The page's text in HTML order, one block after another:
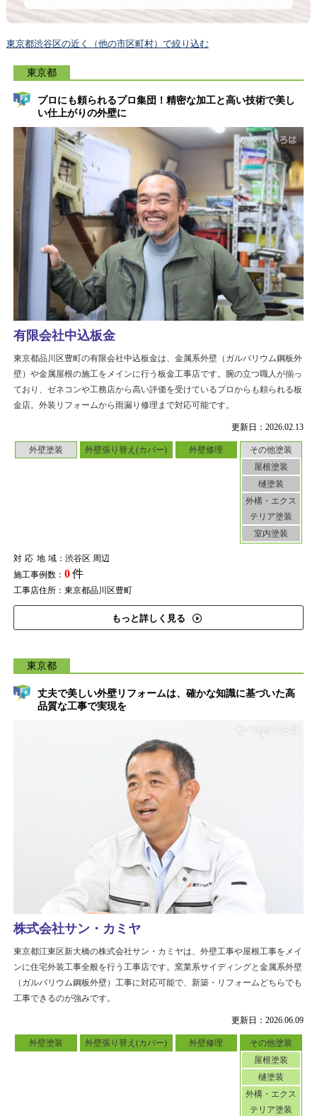
東京都渋谷区の近く（他の市区町村）で絞り込む
東京都
プロにも頼られるプロ集団！精密な加工と高い技術で美し
い仕上がりの外壁に
更新日：2026.02.13
外壁塗装 外壁張り替え(カバー) 外壁修理
その他塗装
屋根塗装
樋塗装
外構・エクス
テリア塗装
室内塗装
対応地域：渋谷区 周辺
施工事例数： 0件
工事店住所：東京都品川区豊町
もっと詳しく見る
有限会社中込板金
東京都品川区豊町の有限会社中込板金は、金属系外壁（ガルバリウム鋼板外
壁）や金属屋根の施工をメインに行う板金工事店です。腕の立つ職人が揃っ
ており、ゼネコンや工務店から高い評価を受けているプロからも頼られる板
金店。外装リフォームから雨漏り修理まで対応可能です。
東京都
丈夫で美しい外壁リフォームは、確かな知識に基づいた高
品質な工事で実現を
更新日：2026.06.09
外壁塗装 外壁張り替え(カバー) 外壁修理
その他塗装
屋根塗装
樋塗装
外構・エクス
テリア塗装
株式会社サン・カミヤ
東京都江東区新大橋の株式会社サン・カミヤは、外壁工事や屋根工事をメイ
ンに住宅外装工事全般を行う工事店です。窯業系サイディングと金属系外壁
（ガルバリウム鋼板外壁）工事に対応可能で、新築・リフォームどちらでも
工事できるのが強みです。